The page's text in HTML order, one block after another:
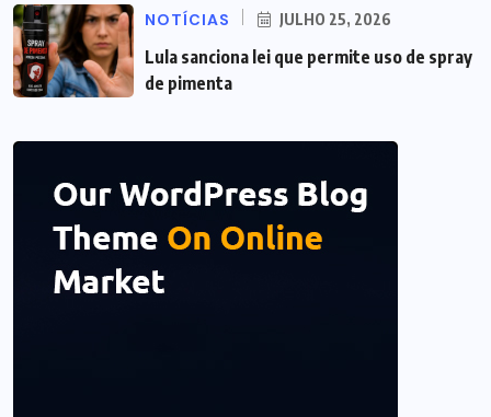
NOTÍCIAS JULHO 25, 2026
Lula sanciona lei que permite uso de spray
de pimenta